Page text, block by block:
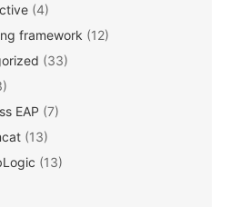
(4)
framework (12)
(33)
EAP (7)
(13)
(13)